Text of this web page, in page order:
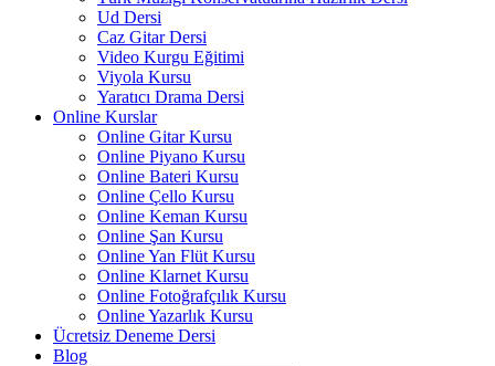
Ud Dersi
Caz Gitar Dersi
Video Kurgu Eğitimi
Viyola Kursu
Yaratıcı Drama Dersi
Online Kurslar
Online Gitar Kursu
Online Piyano Kursu
Online Bateri Kursu
Online Çello Kursu
Online Keman Kursu
Online Şan Kursu
Online Yan Flüt Kursu
Online Klarnet Kursu
Online Fotoğrafçılık Kursu
Online Yazarlık Kursu
Ücretsiz Deneme Dersi
Blog